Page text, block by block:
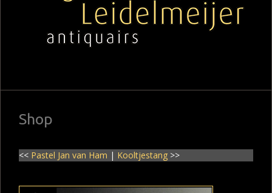
Shop
<< Pastel Jan van Ham | Kooltjestang >>